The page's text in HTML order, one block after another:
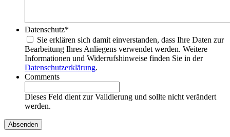
Datenschutz*
Sie erklären sich damit einverstanden, dass Ihre Daten zur
Bearbeitung Ihres Anliegens verwendet werden. Weitere
Informationen und Widerrufshinweise finden Sie in der
Datenschutzerklärung.
Comments
Dieses Feld dient zur Validierung und sollte nicht verändert
werden.